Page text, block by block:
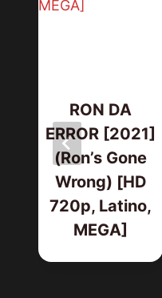
RON DA
ERROR [2021]
(Ron’s Gone
Wrong) [HD
720p, Latino,
MEGA]